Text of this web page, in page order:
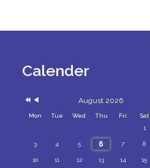
Calender
August 2026
Mon Tue Wed Thu Fri
Sat
1
3 4 5 6 7 8
10 11 12 13 14 15